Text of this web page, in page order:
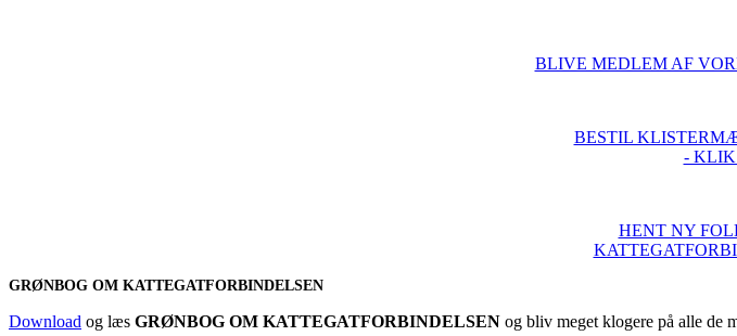
BLIVE MEDLEM AF
BESTIL
- KLIK
HENT NY
GRØNBOG OM KATTEGATFORBINDELSEN
Download og læs GRØNBOG OM KATTEGATFORBINDELSEN og bliv meget klogere på alle de